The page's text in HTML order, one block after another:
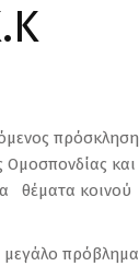
πρόσκληση
και
θέματα κοινού
μεγάλο πρόβλημα